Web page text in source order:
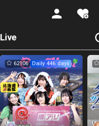
Live
62106 Daily 446 days